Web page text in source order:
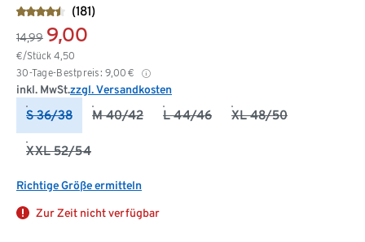
(181)
14,99 9,00
€/Stück 4,50
30-Tage-Bestpreis: 9,00 €
inkl. MwSt.zzgl. Versandkosten
S 36/38 M 40/42 L 44/46 XL 48/50
XXL 52/54
Richtige Größe ermitteln
Zur Zeit nicht verfügbar